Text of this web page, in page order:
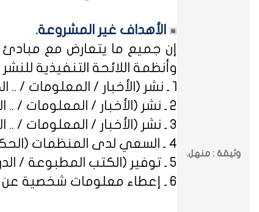
وثيقة : منهل.
الأهداف غير المشروعة.
إن جميع ما يتعارض مع مبادئ
وأنظمة اللائحة التنفيذية للنشر
1 ـ نشر (الأخبار / المعلومات / .. الخ) ذات الطابع السياسي، أو المتضمنة أسماء سياسيين.
2 ـ نشر (الأخبار / المعلومات / .. الخ) ذات العِلاقة بالصراعات (المذهبية / الطائفية / الحزبية / السياسية / .. الخ).
3 ـ نشر (الأخبار / المعلومات / .. الخ) ذات العِلاقة بالخلافات (الرسمية / الشخصية) مع المنظمات (الحكومية / الخاصة / .. الخ).
4 ـ السعي لدى المنظمات (الحكومية / الخاصة / .. الخ) بطلب أو متابعة (التوظيف / الدراسة / البلاغات / الشكاوى / .. الخ).
5 ـ توفير (الكتب المطبوعة / الدراسات العلمية / البحوث الإجرائية / أوراق العمل / الوثائق / التشريعات / الملخصات / .. الخ).
6 ـ إعطاء معلومات شخصية عن (الكتاب المشاركين في منهل الثقافة التربوية / المسؤولين في مختلف المنظمات / .. الخ).